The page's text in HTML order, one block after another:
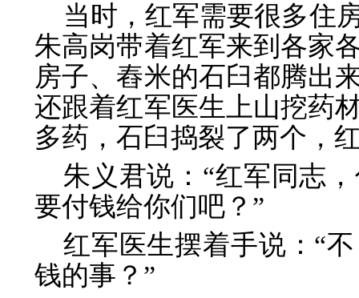
当时，红军需要很多住
朱高岗带着红军来到各家
房子、舂米的石臼都腾出
还跟着红军医生上山挖药
多药，石臼捣裂了两个，
朱义君说：“红军同志
要付钱给你们吧？”
红军医生摆着手说：“
钱的事？”